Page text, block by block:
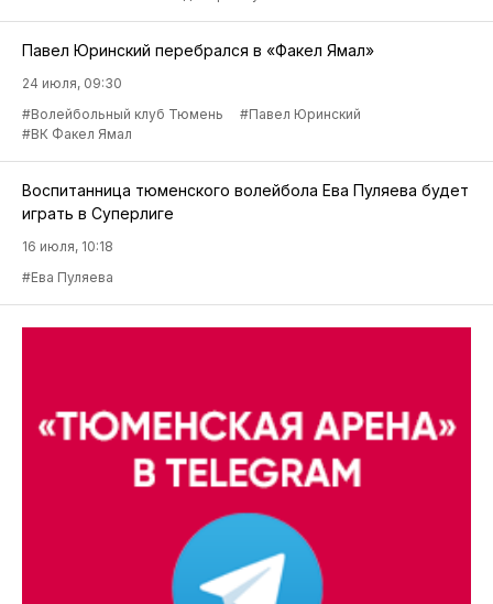
Павел Юринский перебрался в «Факел Ямал»
24 июля, 09:30
#Волейбольный клуб Тюмень
#Павел Юринский
#ВК Факел Ямал
Воспитанница тюменского волейбола Ева Пуляева будет
играть в Суперлиге
16 июля, 10:18
#Ева Пуляева